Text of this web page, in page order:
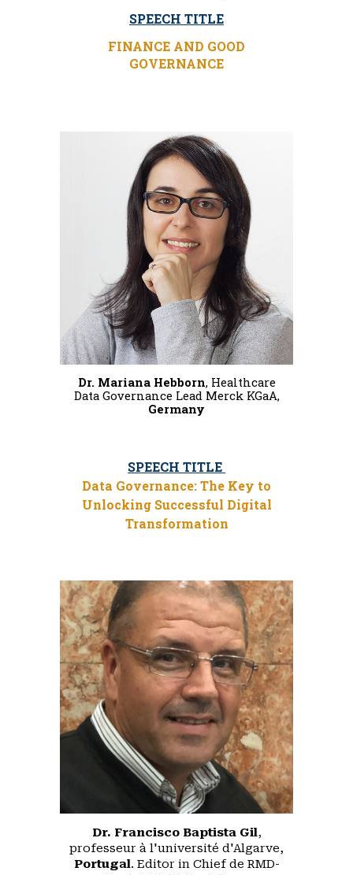
SPEECH TITLE
FINANCE AND GOOD
GOVERNANCE
Dr. Mariana Hebborn, Healthcare
Data Governance Lead Merck KGaA,
Germany
SPEECH TITLE
Data Governance: The Key to
Unlocking Successful Digital
Transformation
Dr. Francisco Baptista Gil,
professeur à l'université d'Algarve,
Portugal. Editor in Chief de RMD-